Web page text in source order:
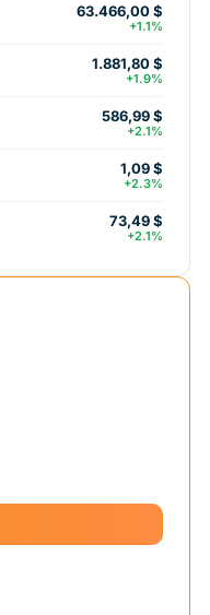
63.466,00 $
+1.1%
1.881,80 $
+1.9%
586,99 $
+2.1%
1,09 $
+2.3%
73,49 $
+2.1%